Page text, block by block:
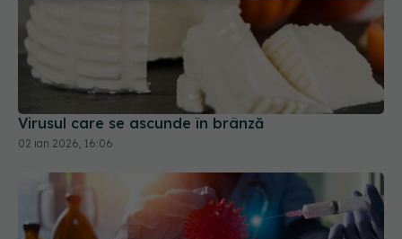
Virusul care se ascunde în brânză
02 ian 2026, 16:06